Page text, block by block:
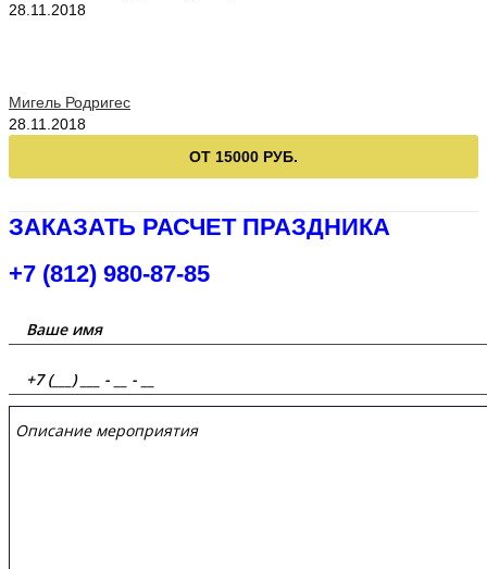
28.11.2018
Мигель Родригес
28.11.2018
ОТ 15000 РУБ.
ЗАКАЗАТЬ РАСЧЕТ ПРАЗДНИКА
+7 (812) 980-87-85